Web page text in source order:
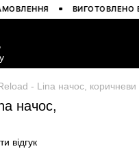
ВИГОТОВЛЕНО В
- Lina начос,
начос,
відгук